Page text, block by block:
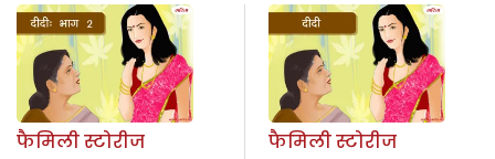
फैमिली स्टोरीज
फैमिली स्टोरीज